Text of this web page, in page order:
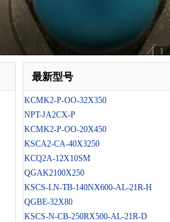
铝合金迷你气缸
三轴带导杆气缸
多位倍力气缸
SCT系列多位置型气缸
QGBS系列三位气缸
导杆气动滑台气缸
多位置固定气缸
气缸附件-单耳环
气缸附件-双耳环
气缸附件-法兰板
气缸附件-U型接头
气缸附件-Y型接头
气缸附件-I型接头
气缸附件-感应开关
1
最新型号
KCMK2-P-OO-32X350
NPT-JA2CX-P
KCMK2-P-OO-20X450
KSCA2-CA-40X3250
KCQ2A-12X10SM
QGAK2100X250
KSCS-LN-TB-140NX600-AL-21R-H
QGBE-32X80
KSCS-N-CB-250RX500-AL-21R-D